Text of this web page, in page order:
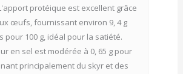
protéique est excellent grâce
œufs, fournissant environ 9, 4 g
pour 100 g, idéal pour la satiété.
en sel est modérée à 0, 65 g pour
principalement du skyr et des